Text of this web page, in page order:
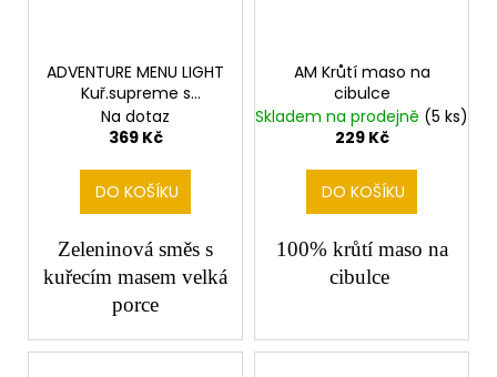
ADVENTURE MENU LIGHT
Kuř.supreme s
ratatouille velké
Na dotaz
369 Kč
DO KOŠÍKU
Zeleninová směs s
kuřecím masem velká
porce
AM Krůtí maso na
cibulce
Skladem na prodejně (5 ks)
229 Kč
DO KOŠÍKU
100% krůtí maso na
cibulce